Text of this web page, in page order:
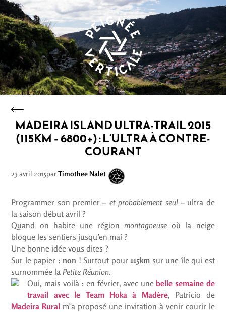
MADEIRA ISLAND ULTRA-TRAIL 2015
(115KM – 6800+) : L’ULTRA À CONTRE-
COURANT
23 avril 2015 Timothee Nalet
Programmer son premier – et probablement seul– ultra de
la saison début avril ?
Quand on habite une régionmontagneuse où la neige
bloque les sentiers jusqu’en mai ?
Une bonne idée vous dites ?
Sur le papier : non ! Surtout pour115km sur une île qui est
surnommée laPetite Réunion.
Oui, mais voilà : en février, avec une belle semaine de
travail avec le Team Hoka à Madère, Patricio de
Madeira Rural m’a proposé une invitation à venir courir le